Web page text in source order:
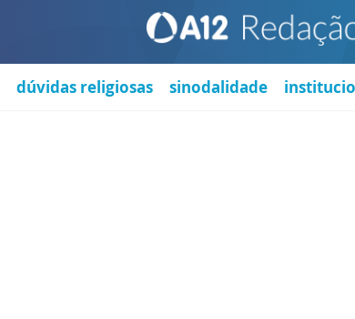
dúvidas religiosas sinodalidade